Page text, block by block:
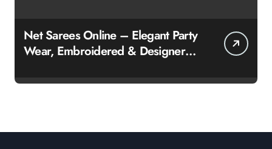
Net Sarees Online – Elegant Party
Wear, Embroidered & Designer